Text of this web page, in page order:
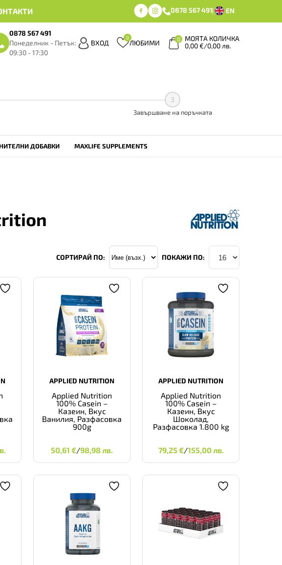
0878 567 491 EN
0878 567 491
Понеделник - Петък:
09:30 - 17:30
ВХОД
0
ЛЮБИМИ 0
МОЯТА КОЛИЧКА
0,00€/0,00 лв.
3
Завършване на поръчката
ДОБАВКИ MAXLIFE SUPPLEMENTS
СОРТИРАЙ ПО: ПОКАЖИ ПО:
APPLIED NUTRITION
Applied Nutrition
100% Casein –
Казеин, Вкус
Ванилия, Разфасовка
900g
50,61€/98,98 лв.
50,61€ 98,98 ЛВ.
APPLIED NUTRITION
Applied Nutrition
100% Casein –
Казеин, Вкус
Шоколад,
Разфасовка 1.800 kg
79,25€/155,00 лв.
79,25€ 155,00 ЛВ.